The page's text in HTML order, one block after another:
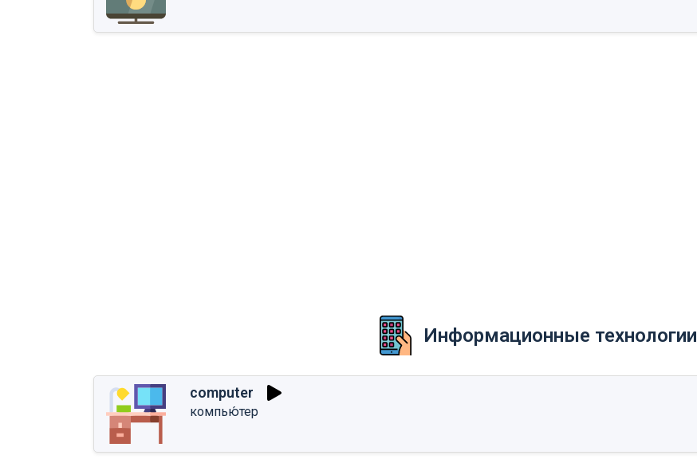
Информационные технологии
computer
компью́тер